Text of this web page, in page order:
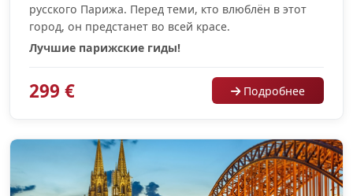
русского Парижа. Перед теми, кто влюблён в этот
город, он предстанет во всей красе.
Лучшие парижские гиды!
299 € Подробнее